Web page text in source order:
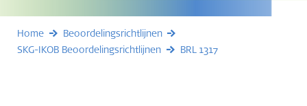
Home
Beoordelingsrichtlijnen
SKG-IKOB Beoordelingsrichtlijnen
BRL 1317